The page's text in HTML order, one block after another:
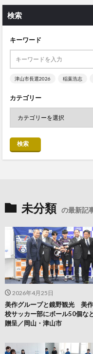
検索
キーワード
津山市長選2026 稲葉浩志
カテゴリー
検索
未分類 の最新記
2026年4月25日
美作グループと鏡野観光 美
校サッカー部にボール50個な
贈呈／岡山・津山市